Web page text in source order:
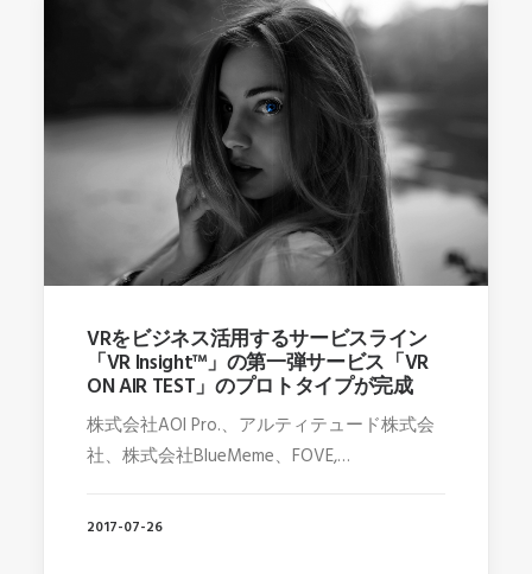
VRをビジネス活用するサービスライン
「VR Insight™」の第一弾サービス「VR
ON AIR TEST」のプロトタイプが完成
株式会社AOI Pro.、アルティテュード株式会
社、株式会社BlueMeme、FOVE,…
2017-07-26